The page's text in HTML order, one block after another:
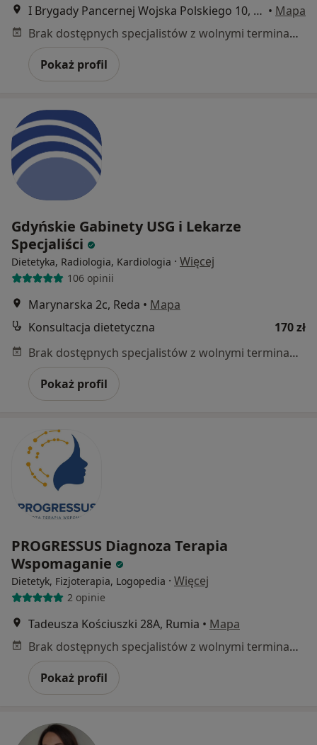
I Brygady Pancernej Wojska Polskiego 10, Wejherowo • Mapa
Brak dostępnych specjalistów z wolnymi terminami w tym centrum medycznym.
Pokaż profil
Gdyńskie Gabinety USG i Lekarze
Specjaliści
Dietetyka, Radiologia, Kardiologia · Więcej
106 opinii
Marynarska 2c, Reda • Mapa
Konsultacja dietetyczna
170 zł
Brak dostępnych specjalistów z wolnymi terminami w tym centrum medycznym.
Pokaż profil
PROGRESSUS Diagnoza Terapia
Wspomaganie
Dietetyk, Fizjoterapia, Logopedia · Więcej
2 opinie
Tadeusza Kościuszki 28A, Rumia • Mapa
Brak dostępnych specjalistów z wolnymi terminami w tym centrum medycznym.
Pokaż profil